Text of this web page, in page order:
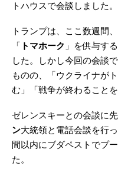
トハウスで会談しました
トランプは、ここ数週間
「 トマホーク 」を供与す
した。しかし今回の会談
ものの、「ウクライナが
む」「戦争が終わること
ゼレンスキーとの会談に
ン大統領と電話会談を行
間以内にブダペストでプ
た。